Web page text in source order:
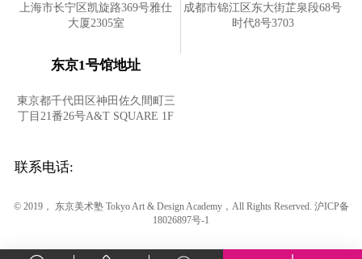
上海市长宁区凯旋路369号雅仕
大厦2305室
成都市锦江区东大街芷泉段68号
时代8号3703
东京1号馆地址
東京都千代田区神田佐久間町三
丁目21番26号A&T SQUARE 1F
联系电话:
© 2019， 东京美术塾 Tokyo Art & Design Academy，All Rights Reserved. 沪ICP备
18026897号-1